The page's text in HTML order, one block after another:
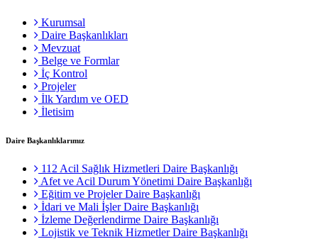
Kurumsal
Daire Başkanlıkları
Mevzuat
Belge ve Formlar
İç Kontrol
Projeler
İlk Yardım ve OED
İletisim
Daire Başkanlıklarımız
112 Acil Sağlık Hizmetleri Daire Başkanlığı
Afet ve Acil Durum Yönetimi Daire Başkanlığı
Eğitim ve Projeler Daire Başkanlığı
İdari ve Mali İşler Daire Başkanlığı
İzleme Değerlendirme Daire Başkanlığı
Lojistik ve Teknik Hizmetler Daire Başkanlığı